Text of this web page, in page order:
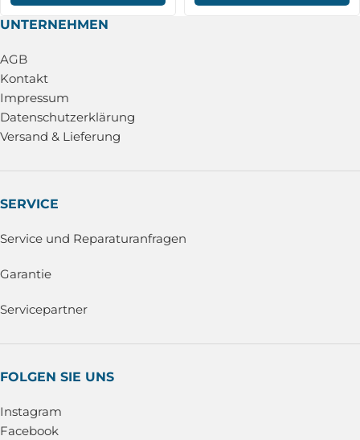
UNTERNEHMEN
AGB
Kontakt
Impressum
Datenschutzerklärung
Versand & Lieferung
SERVICE
Service und Reparaturanfragen
Garantie
Servicepartner
FOLGEN SIE UNS
Instagram
Facebook